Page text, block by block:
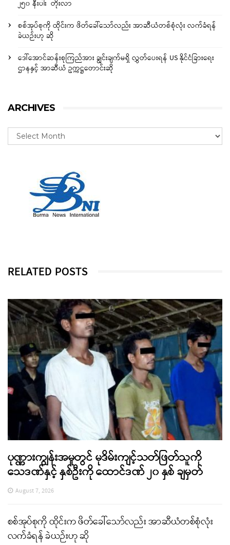
၂၅၀ နီးပါး တိုးလာ
စစ်အုပ်စုကို ထိုင်းက ဖိတ်ခေါ်သော်လည်း အာဆီယံတစ်စုံလုံး လက်ခံရန်
ခဲယဉ်းဟု ဆို
ဒေါ်အောင်ဆန်းစုကြည်အား ချွင်းချက်မရှိ လွှတ်ပေးရန် US နိုင်ငံခြားရေး
ဌာနနှင့် အာဆီယံ ဥက္ကဋ္ဌတောင်းဆို
ARCHIVES
RELATED POSTS
ပုဏ္ဏားကျွန်းအမှုတွင် မုဒိမ်းကျင့်သတ်ဖြတ်သူကို
သေဒဏ်နှင့် နှစ်ဦးကို ထောင်ဒဏ် ၂၀ နှစ် ချမှတ်
August 7, 2026
စစ်အုပ်စုကို ထိုင်းက ဖိတ်ခေါ်သော်လည်း အာဆီယံတစ်စုံလုံး
လက်ခံရန် ခဲယဉ်းဟု ဆို